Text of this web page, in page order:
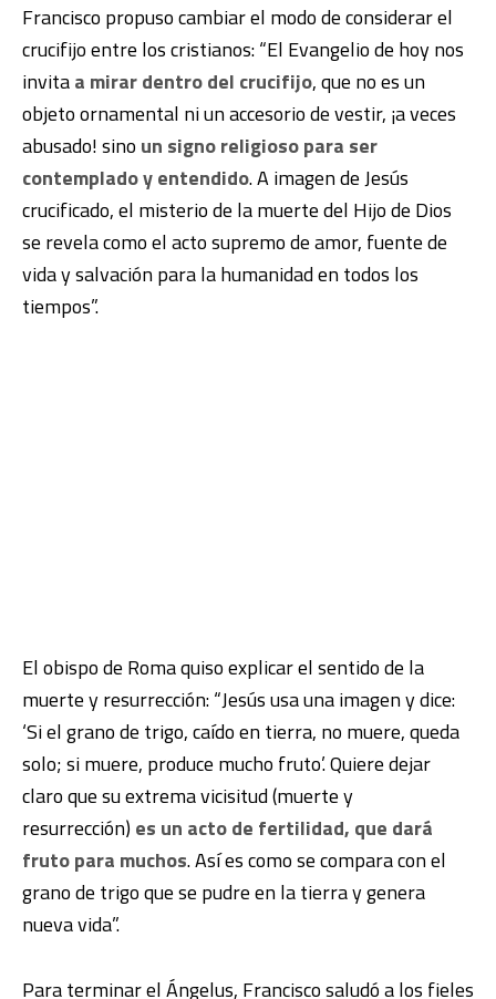
Francisco propuso cambiar el modo de considerar el
crucifijo entre los cristianos: “El Evangelio de hoy nos
invitaa mirar dentro del crucifijo, que no es un
objeto ornamental ni un accesorio de vestir, ¡a veces
abusado! sino un signo religioso para ser
contemplado y entendido. A imagen de Jesús
crucificado, el misterio de la muerte del Hijo de Dios
se revela como el acto supremo de amor, fuente de
vida y salvación para la humanidad en todos los
tiempos”.
El obispo de Roma quiso explicar el sentido de la
muerte y resurrección: “Jesús usa una imagen y dice:
‘Si el grano de trigo, caído en tierra, no muere, queda
solo; si muere, produce mucho fruto’. Quiere dejar
claro que su extrema vicisitud (muerte y
resurrección) es un acto de fertilidad, que dará
fruto para muchos. Así es como se compara con el
grano de trigo que se pudre en la tierra y genera
nueva vida”.
Para terminar el Ángelus, Francisco saludó a los fieles